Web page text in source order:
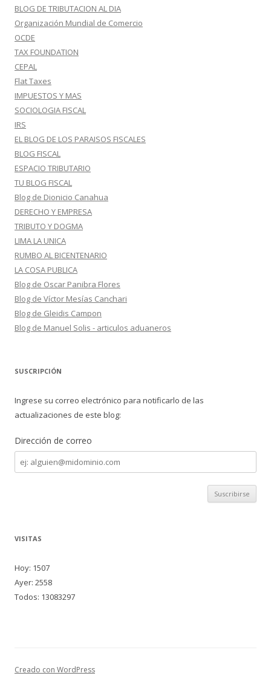
BLOG DE TRIBUTACION AL DIA
Organización Mundial de Comercio
OCDE
TAX FOUNDATION
CEPAL
Flat Taxes
IMPUESTOS Y MAS
SOCIOLOGIA FISCAL
IRS
EL BLOG DE LOS PARAISOS FISCALES
BLOG FISCAL
ESPACIO TRIBUTARIO
TU BLOG FISCAL
Blog de Dionicio Canahua
DERECHO Y EMPRESA
TRIBUTO Y DOGMA
LIMA LA UNICA
RUMBO AL BICENTENARIO
LA COSA PUBLICA
Blog de Oscar Panibra Flores
Blog de Víctor Mesías Canchari
Blog de Gleidis Campon
Blog de Manuel Solis - articulos aduaneros
SUSCRIPCIÓN
Ingrese su correo electrónico para notificarlo de las
actualizaciones de este blog:
Dirección de correo
Dirección
de
correo
VISITAS
Hoy: 1507
Ayer: 2558
Todos: 13083297
Creado con WordPress